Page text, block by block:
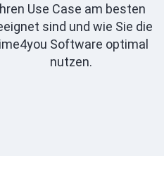
Use Case am besten
sind und wie Sie die
Software optimal
nutzen.